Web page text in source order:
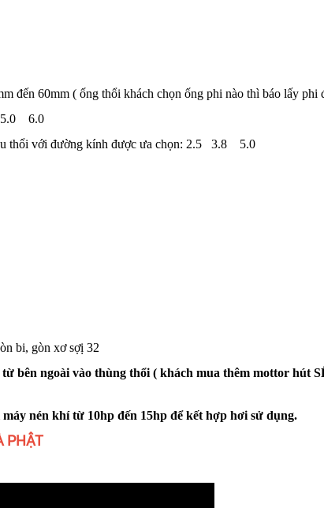
đến 60mm ( ống thổi khách chọn ống phi nào thì báo lấy phi
5.0 6.0
thổi với đường kính được ưa chọn: 2.5 3.8 5.0
bi, gòn xơ sợị 32
từ bên ngoài vào thùng thổi ( khách mua thêm mottor hút
máy nén khí từ 10hp đến 15hp để kết hợp hơi sử dụng.
PHẬT